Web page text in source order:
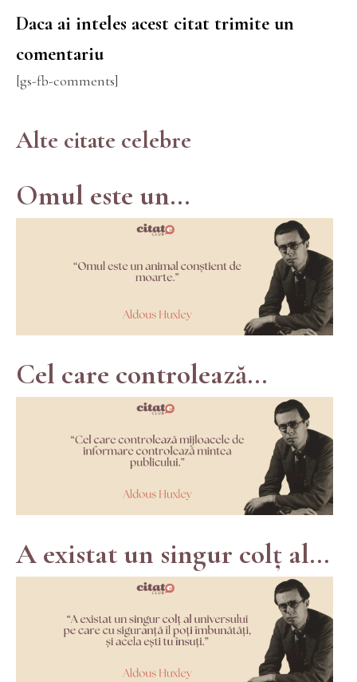
Daca ai inteles acest citat trimite un
comentariu
[gs-fb-comments]
Alte citate celebre
Omul este un...
Cel care controlează...
A existat un singur colț al...